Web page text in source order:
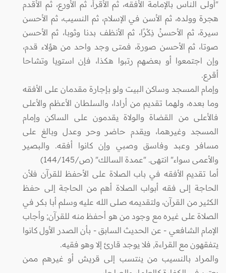
"أولى الناس بالإمامة الأفقه، ثم الأقرأ، ثم الأورع، ثم الأقدم
هجرة وولده، ثم الأسن في الإسلام، ثم النسيب، ثم الأحسن
سيرة، ثم الأحسنُ ذِكْرًا، ثم الأنظف بدنا وثوبا، ثم الأحسن
صوتا، ثم الأحسن صورة، فمتى وجد واحد من هؤلاء قدم،
وإن اجتمعوا أو بعضهم رتبوا هكذا، فإن استويا وتشاحا
أقرع.
وإمام المسجد وساكن البيت ولو بإجارة مقدمان على الأفقه
وما بعده، ولهما تقديم من أرادا، والسلطان الأعظم والأعلى
فالأعلى من القضاة والولاة يقدمون على الساكن وإمام
المسجد وغيرهما، ويقدم حاضر وحر وعدل وبالغ على
مسافر وعبد وفاسق وصبي وإن كانوا أفقه. والبصير
والأعمى سواء" انتهى. "عمدة السالك" (ص/144/145)
أما تقديم الأفقه في باب الصلاة على الأحفظ للقرآن فلأن
الحاجة إلى فقه أبواب الصلاة أهم من الحاجة إلى حفظ
الكثير من القرآن، ولتقديمه صلى الله عليه وسلم أبا بكر في
الصلاة على غيره مع وجود من هو أحفظ منه للقرآن; وأجاب
الإمام الشافعي - عن الحديث السابق - بأن الصدر الأول كانوا
يتفقهون مع القراءة, فلا يوجد قارئ إلا وهو فقيه.
والمراد بالنسيب من ينتسب إلى قريش أو غيرهم ممن